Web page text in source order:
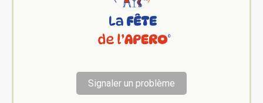
Signaler un problème